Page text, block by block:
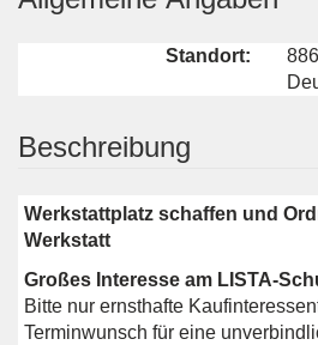
Standort:
Beschreibung
Werkstattplatz schaffen und
Werkstatt
Großes Interesse am LISTA-
Bitte nur ernsthafte
Terminwunsch für eine